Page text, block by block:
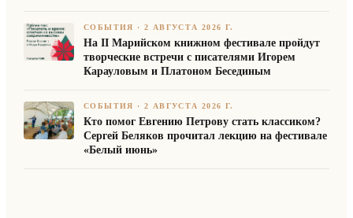
СОБЫТИЯ ·2 АВГУСТА 2026 Г.
На II Марийском книжном фестивале пройдут
творческие встречи с писателями Игорем
Карауловым и Платоном Бесединым
СОБЫТИЯ ·2 АВГУСТА 2026 Г.
Кто помог Евгению Петрову стать классиком?
Сергей Беляков прочитал лекцию на фестивале
«Белый июнь»